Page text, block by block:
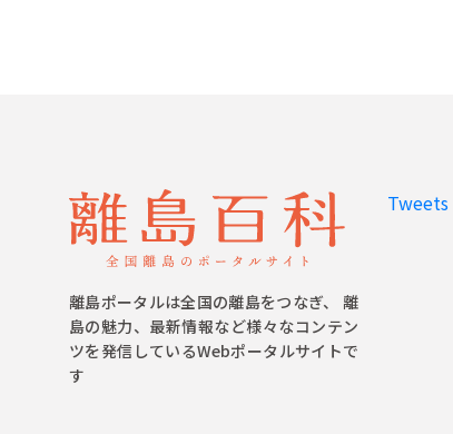
離島ポータルは全国の離島をつなぎ、 離
島の魅力、最新情報など様々なコンテン
ツを発信しているWebポータルサイトで
す